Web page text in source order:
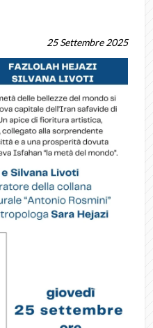
25 Settembre 2025